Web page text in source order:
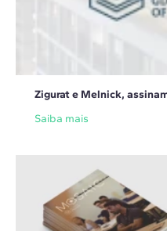
Zigurat e Melnick,
Saiba mais